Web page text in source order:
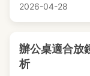
2026-04-28
辦公桌適合放
析